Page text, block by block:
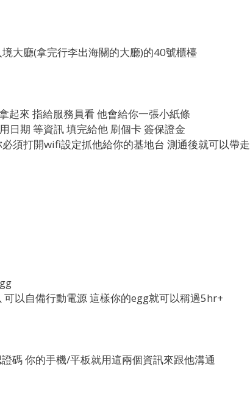
大廳(拿完行李出海關的大廳)的40號櫃檯
起來 指給服務員看 他會給你一張小紙條
日期 等資訊 填完給他 刷個卡 簽保證金
須打開wifi設定抓他給你的基地台 測通後就可以帶走
以自備行動電源 這樣你的egg就可以稱過5hr+
碼 你的手機/平板就用這兩個資訊來跟他溝通